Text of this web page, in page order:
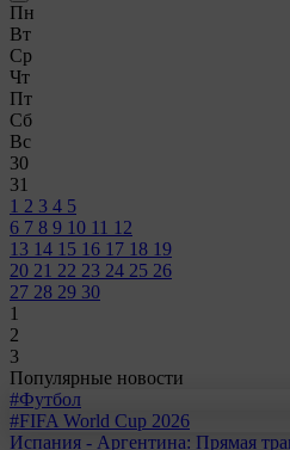
Пн
Вт
Ср
Чт
Пт
Сб
Вс
30
31
1 2 3 4 5
6 7 8 9 10 11 12
13 14 15 16 17 18 19
20 21 22 23 24 25 26
27 28 29 30
1
2
3
Популярные новости
#Футбол
#FIFA World Cup 2026
Испания - Аргентина: Прямая